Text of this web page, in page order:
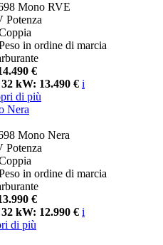
Mono RVE
Potenza
in ordine di marcia
€
kW: 13.490 € i
di più
Nera
Mono Nera
Potenza
in ordine di marcia
€
kW: 12.990 € i
di più